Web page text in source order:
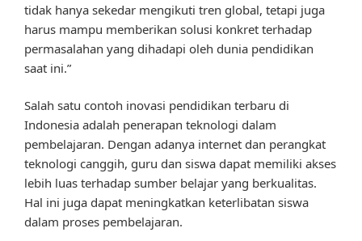
tidak hanya sekedar mengikuti tren global, tetapi juga
harus mampu memberikan solusi konkret terhadap
permasalahan yang dihadapi oleh dunia pendidikan
saat ini.”
Salah satu contoh inovasi pendidikan terbaru di
Indonesia adalah penerapan teknologi dalam
pembelajaran. Dengan adanya internet dan perangkat
teknologi canggih, guru dan siswa dapat memiliki akses
lebih luas terhadap sumber belajar yang berkualitas.
Hal ini juga dapat meningkatkan keterlibatan siswa
dalam proses pembelajaran.